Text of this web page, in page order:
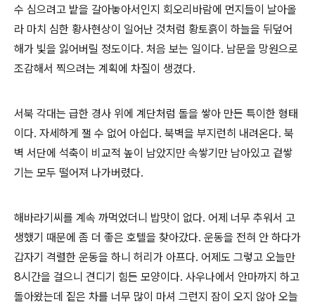
수 심으려고 밭을 갈아놓아서인지 회오리바람에 먼지들이 날아올
라 마치 심한 황사현상이 일어난 것처럼 황토흙이 하늘을 뒤덮어
해가 빛을 잃어버릴 정도이다. 처음 보는 일이다. 남문을 망원으로
조감해서 찍으려는 계획에 차질이 생겼다.
서북 각대는 급한 경사 위에 계단처럼 돌을 쌓아 만든 특이한 형태
이다. 자세하게 잴 수 없어 아쉽다. 북벽을 부지런히 내려온다. 북
벽 서단에 석축이 비교적 높이 남았지만 속쌓기만 남아있고 겉쌓
기는 모두 떨어져 나가버렸다.
해바라기씨를 계속 까먹었더니 밥맛이 없다. 어제 너무 추워서 고
생했기 때문에 좀 더 좋은 호텔을 찾아갔다. 운동을 전혀 안 하다가
갑자기 격렬한 운동을 하니 허리가 아프다. 어제도 그렇고 오늘만
8시간을 걸으니 견디기 힘든 모양이다. 사우나에서 안마까지 하고
돌아왔는데 짙은 차를 너무 많이 마셔 그런지 잠이 오지 않아 오늘